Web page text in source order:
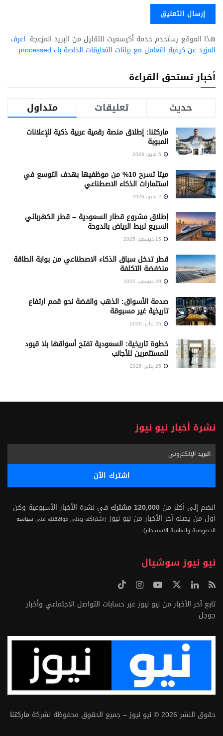
هذا الموقع يستخدم خدمة أكيسميت للتقليل من البريد المزعجة. اعرف
المزيد عن كيفية التعامل مع بيانات التعليقات الخاصة بك processed
.
أخبار تستحق القراءة
متداول
تعليقات حديث
ماركتنا: إطلاق منصة رقمية عربية ذكية للإعلانات
المبوبة
ميتا تسرح 10% من موظفيها بهدف التوسع في
استثمارات الذكاء الاصطناعي
إطلاق مشروع قطار السعودية – قطر الكهربائي
السريع لربط الرياض بالدوحة
قطر تدخل سباق الذكاء الاصطناعي من بوابة الطاقة
منخفضة التكلفة
صدمة الأسواق: الذهب والفضة نحو قمم ارتفاع
تاريخية غير مسبوقة
خطوة تاريخية: السعودية تفتح أسواقها بلا قيود
للمستثمرين للأجانب
نشرة أخبار نيو نيوز
انضم إلى أكثر من 120,000 مشترك
في نشرة الأخبار الأسبوعية وكن
أول من يصله آخر الأخبار من نيو نيوز (اشتراكك يعني موافقتك على سياسة
الخصوصية واتفاقية الاستخدام)
نيو نيوز سوشيال
تابع آخر الأخبار من نيو نيوز عبر حسابات التواصل الاجتماعي وأخبار
جوجل
حقوق النشر 2026 © نيو نيوز – جميع الحقوق محفوظة لشركة ماركتنا